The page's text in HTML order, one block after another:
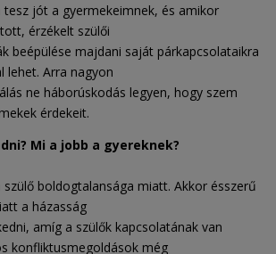
jót a gyermekeimnek, és amikor
érzékelt szülői
beépülése majdani saját párkapcsolataikra
lehet. Arra nagyon
ne háborúskodás legyen, hogy szem
érdekeit.
Mi a jobb a gyereknek?
szülő boldogtalansága miatt. Akkor ésszerű
a házasság
amíg a szülők kapcsolatának van
konfliktusmegoldások még